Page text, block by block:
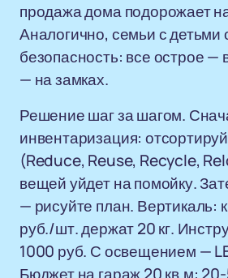
продажа дома подорожает
Аналогично, семьи с детьми
безопасность: все острое
— на замках.
Решение шаг за шагом.
инвентаризация:
(Reduce, Reuse, Recycle,
вещей уйдет на помойку.
— рисуйте план. Вертикаль:
руб./шт. держат 20 кг.
1000 руб. С освещением —